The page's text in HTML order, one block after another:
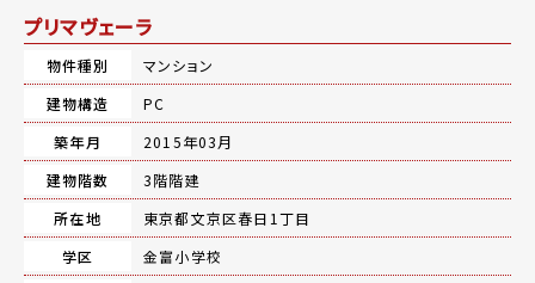
プリマヴェーラ
物件種別
マンション
建物構造
PC
築年月
2015年03月
建物階数
3階階建
所在地
東京都文京区春日1丁目
学区
金富小学校